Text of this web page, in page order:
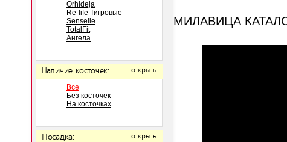
Orhideja
Re-life Тигровые
Senselle
TotalFit
Ангела
Наличие косточек: открыть
Все
Без косточек
На косточках
Посадка: открыть
МИЛАВИЦА